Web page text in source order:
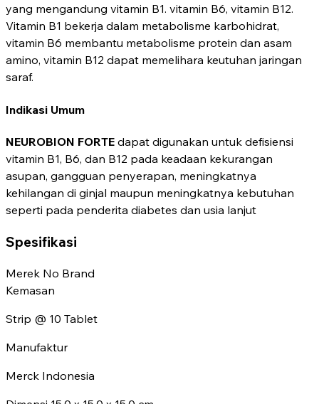
yang mengandung vitamin B1. vitamin B6, vitamin B12.
Vitamin B1 bekerja dalam metabolisme karbohidrat,
vitamin B6 membantu metabolisme protein dan asam
amino, vitamin B12 dapat memelihara keutuhan jaringan
saraf.
Indikasi Umum
NEUROBION FORTE dapat digunakan untuk defisiensi
vitamin B1, B6, dan B12 pada keadaan kekurangan
asupan, gangguan penyerapan, meningkatnya
kehilangan di ginjal maupun meningkatnya kebutuhan
seperti pada penderita diabetes dan usia lanjut
Spesifikasi
Merek No Brand
Kemasan
Strip @ 10 Tablet
Manufaktur
Merck Indonesia